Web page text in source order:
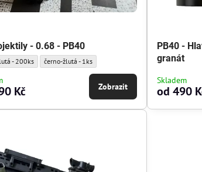
- 0.68 - PB40
- 0.68 - PB40 - HS - Barva, počet:
- 200ks HS Projektily - 0.68 - PB40 - HS - Barva, počet:
černo-žlutá - 1ks
Kč Zobrazit
PB40 -
granát
Skladem
od 490